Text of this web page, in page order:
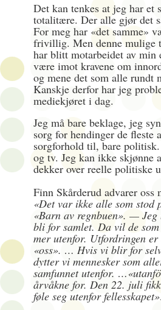
Det kan tenkes at jeg har et
totalitære. Der alle gjør det
For meg har «det samme»
frivillig. Men denne mulige
har blitt motarbeidet av min
være imot kravene om
og mene det som alle rundt
Kanskje derfor har jeg
mediekjøret i dag.
Jeg må bare beklage, jeg
sorg for hendinger de fleste
sorgforhold til, bare
og tv. Jeg kan ikke skjønne
dekker over reelle politiske
Finn Skårderud advarer
«Det var ikke alle som stod
«Barn av regnbuen». —
bli for samlet. Da vil de
mer utenfor. Utfordringen
«oss». … Hvis vi blir for
dytter vi mennesker som
samfunnet utenfor.
årvåkne for. Den 22. juli
føle seg utenfor fellesskapet».